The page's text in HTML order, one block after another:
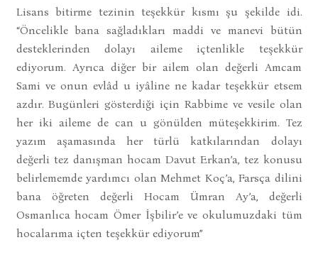
Lisans bitirme tezinin teşekkür kısmı şu şekilde idi.
“Öncelikle bana sağladıkları maddi ve manevi bütün
desteklerinden dolayı aileme içtenlikle teşekkür
ediyorum. Ayrıca diğer bir ailem olan değerli Amcam
Sami ve onun evlâd u iyâline ne kadar teşekkür etsem
azdır. Bugünleri gösterdiği için Rabbime ve vesile olan
her iki aileme de can u gönülden müteşekkirim. Tez
yazım aşamasında her türlü katkılarından dolayı
değerli tez danışman hocam Davut Erkan’a, tez konusu
belirlememde yardımcı olan Mehmet Koç’a, Farsça dilini
bana öğreten değerli Hocam Ümran Ay’a, değerli
Osmanlıca hocam Ömer İşbilir’e ve okulumuzdaki tüm
hocalarıma içten teşekkür ediyorum”